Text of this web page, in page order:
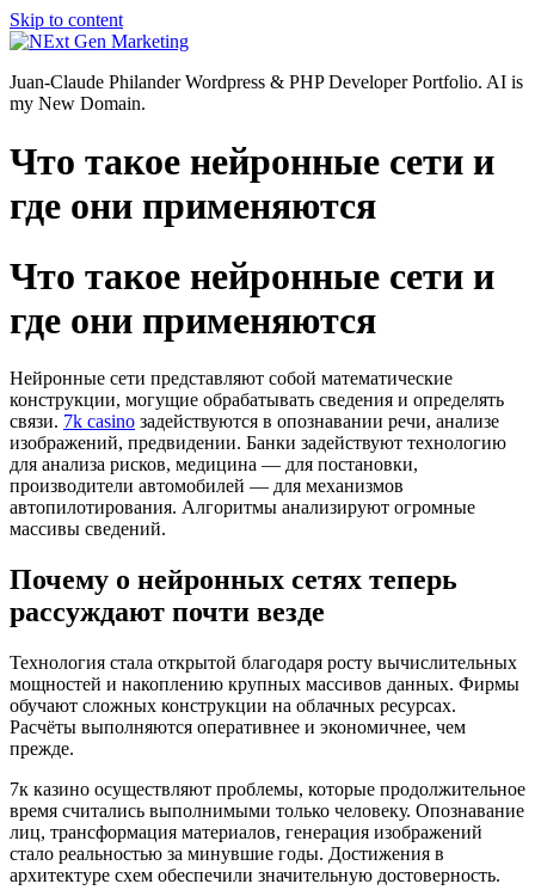
Skip to content
Juan-Claude Philander Wordpress & PHP Developer Portfolio. AI is
my New Domain.
Что такое нейронные сети и
где они применяются
Что такое нейронные сети и
где они применяются
Нейронные сети представляют собой математические
конструкции, могущие обрабатывать сведения и определять
связи. 7k casino задействуются в опознавании речи, анализе
изображений, предвидении. Банки задействуют технологию
для анализа рисков, медицина — для постановки,
производители автомобилей — для механизмов
автопилотирования. Алгоритмы анализируют огромные
массивы сведений.
Почему о нейронных сетях теперь
рассуждают почти везде
Технология стала открытой благодаря росту вычислительных
мощностей и накоплению крупных массивов данных. Фирмы
обучают сложных конструкции на облачных ресурсах.
Расчёты выполняются оперативнее и экономичнее, чем
прежде.
7к казино осуществляют проблемы, которые продолжительное
время считались выполнимыми только человеку. Опознавание
лиц, трансформация материалов, генерация изображений
стало реальностью за минувшие годы. Достижения в
архитектуре схем обеспечили значительную достоверность.